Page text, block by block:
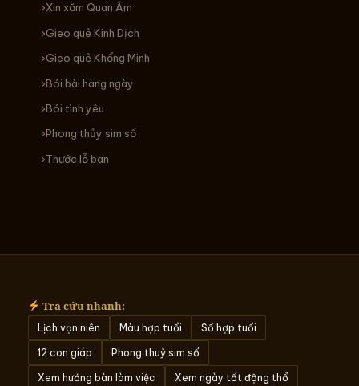
Xin xăm Quan Âm
Gieo quẻ Kinh Dịch
Gieo quẻ Khổng Minh
Bói bài hàng ngày
Bói tình yêu
Phong thủy sim số
Thước lỗ ban
Tra cứu nhanh:
Lịch vạn niên Màu hợp tuổi Số hợp tuổi
12 con giáp Phong thuỷ sim số
Xem hướng bàn làm việc Xem ngày tốt động thổ